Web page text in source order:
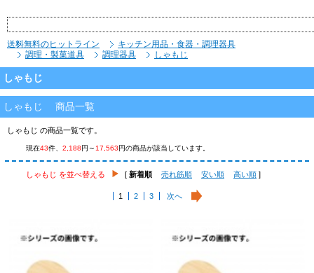
送料無料のヒットライン
キッチン用品・食器・調理器具
調理・製菓道具
調理器具 しゃもじ
しゃもじ
しゃもじ 商品一覧
しゃもじ の商品一覧です。
現在43件、 2,188円～17,563円の商品が該当しています。
しゃもじ を並べ替える [ 新着順 売れ筋順 安い順 高い順 ]
1 2 3 次へ